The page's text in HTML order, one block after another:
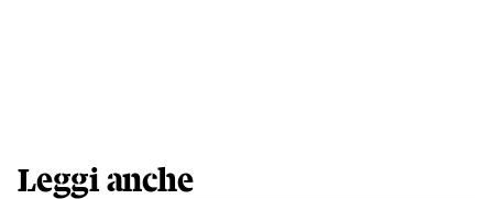
Leggi anche